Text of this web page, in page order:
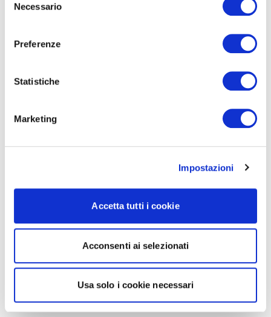
delNecessario
Preferenze
Statistiche
Marketing
Impostazioni
Accetta tutti i cookie
Acconsenti ai selezionati
Usa solo i cookie necessari